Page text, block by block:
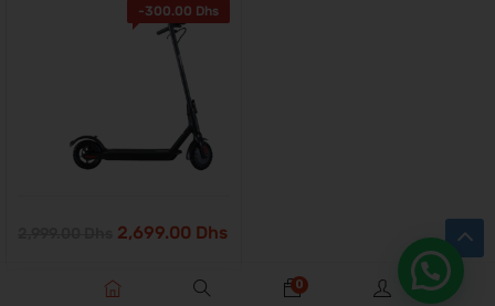
-300.00 Dhs
2,699.00 Dhs
0